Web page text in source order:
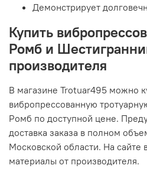
Демонстрирует
Купить
Ромб и
производителя
В магазине Trotuar495 можно
вибропрессованную
Ромб по доступной цене.
доставка заказа в полном
Московской области. На сайте
материалы от производителя.